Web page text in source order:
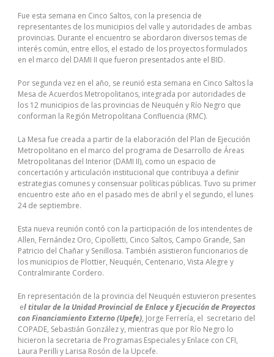
Fue esta semana en Cinco Saltos, con la presencia de
representantes de los municipios del valle y autoridades de ambas
provincias. Durante el encuentro se abordaron diversos temas de
interés común, entre ellos, el estado de los proyectos formulados
en el marco del DAMI II que fueron presentados ante el BID.
Por segunda vez en el año, se reunió esta semana en Cinco Saltos la
Mesa de Acuerdos Metropolitanos, integrada por autoridades de
los 12 municipios de las provincias de Neuquén y Río Negro que
conforman la Región Metropolitana Confluencia (RMC).
La Mesa fue creada a partir de la elaboración del Plan de Ejecución
Metropolitano en el marco del programa de Desarrollo de Áreas
Metropolitanas del Interior (DAMI II), como un espacio de
concertación y articulación institucional que contribuya a definir
estrategias comunes y consensuar políticas públicas. Tuvo su primer
encuentro este año en el pasado mes de abril y el segundo, el lunes
24 de septiembre.
Esta nueva reunión contó con la participación de los intendentes de
Allen, Fernández Oro, Cipolletti, Cinco Saltos, Campo Grande, San
Patricio del Chañar y Senillosa. También asistieron funcionarios de
los municipios de Plottier, Neuquén, Centenario, Vista Alegre y
Contralmirante Cordero.
En representación de la provincia del Neuquén estuvieron presentes
el titular de la Unidad Provincial de Enlace y Ejecución de Proyectos
con Financiamiento Externo (Upefe), Jorge Ferrería, el secretario del
COPADE, Sebastián González y, mientras que por Río Negro lo
hicieron la secretaria de Programas Especiales y Enlace con CFI,
Laura Perilli y Larisa Rosón de la Upcefe.